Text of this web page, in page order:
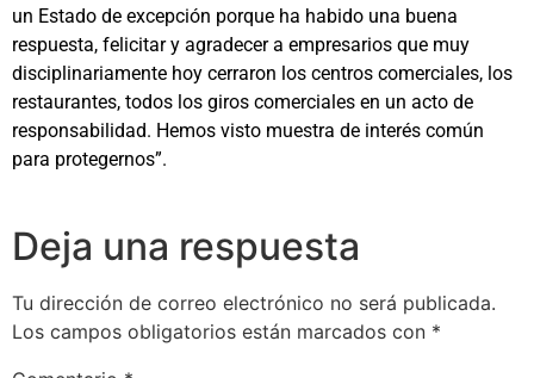
un Estado de excepción porque ha habido una buena
respuesta, felicitar y agradecer a empresarios que muy
disciplinariamente hoy cerraron los centros comerciales, los
restaurantes, todos los giros comerciales en un acto de
responsabilidad. Hemos visto muestra de interés común
para protegernos”.
Deja una respuesta
Tu dirección de correo electrónico no será publicada.
Los campos obligatorios están marcados con *